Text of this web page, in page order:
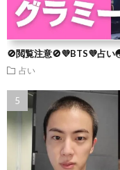
🚫閲覧注意🚫💜BTS💜占い
占い